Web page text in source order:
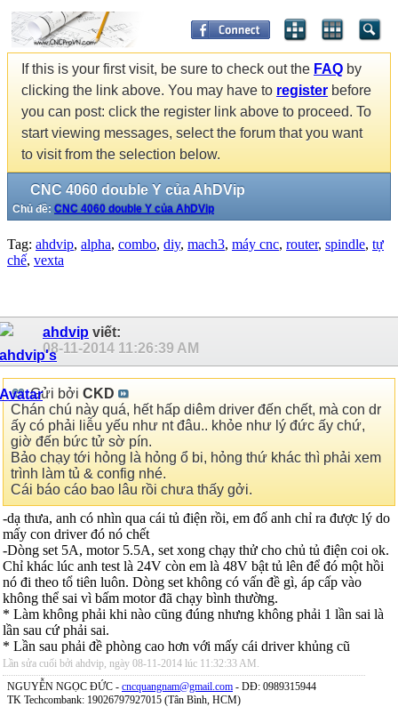
If this is your first visit, be sure to check out the FAQ by
clicking the link above. You may have to register before
you can post: click the register link above to proceed. To
start viewing messages, select the forum that you want
to visit from the selection below.
CNC 4060 double Y của AhDVip
Chủ đề: CNC 4060 double Y của AhDVip
Tag: ahdvip, alpha, combo, diy, mach3, máy cnc, router, spindle, tự
chế, vexta
ahdvip viết:
08-11-2014 11:26:39 AM
Gửi bởi CKD
Chán chú này quá, hết hấp diêm driver đến chết, mà con dr
ấy có phải liễu yếu như nt đâu.. khỏe như lý đức ấy chứ,
giờ đến bức tử sờ pín.
Bảo chạy tới hỏng là hỏng ổ bi, hỏng thứ khác thì phải xem
trình làm tủ & config nhé.
Cái báo cáo bao lâu rồi chưa thấy gởi.
-dạ thưa, anh có nhìn qua cái tủ điện rồi, em đố anh chỉ ra được lý do
mấy con driver đó nó chết
-Dòng set 5A, motor 5.5A, set xong chạy thử cho chủ tủ điện coi ok.
Chỉ khác lúc anh test là 24V còn em là 48V bật tủ lên để đó một hồi
nó đi theo tổ tiên luôn. Dòng set không có vấn đề gì, áp cấp vào
không thể sai vì bấm motor đã chạy bình thường.
* Làm không phải khi nào cũng đúng nhưng không phải 1 lần sai là
lần sau cứ phải sai.
* Lần sau phải đề phòng cao hơn với mấy cái driver khủng cũ
Lần sửa cuối bởi ahdvip, ngày 08-11-2014 lúc 11:32:33 AM .
NGUYỄN NGỌC ĐỨC - cncquangnam@gmail.com - DĐ: 0989315944
TK Techcombank: 19026797927015 (Tân Bình, HCM)